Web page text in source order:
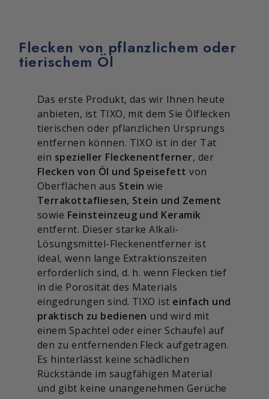
Flecken von pflanzlichem oder
tierischem Öl
Das erste Produkt, das wir Ihnen heute
anbieten, ist TIXO, mit dem Sie Ölflecken
tierischen oder pflanzlichen Ursprungs
entfernen können. TIXO ist in der Tat
ein spezieller Fleckenentferner, der
Flecken von Öl und Speisefett von
Oberflächen aus Steinwie
Terrakottafliesen, Stein und Zement
sowie Feinsteinzeug und Keramik
entfernt. Dieser starke Alkali-
Lösungsmittel-Fleckenentferner ist
ideal, wenn lange Extraktionszeiten
erforderlich sind, d. h. wenn Flecken tief
in die Porosität des Materials
eingedrungen sind. TIXO ist einfach und
praktisch zu bedienen und wird mit
einem Spachtel oder einer Schaufel auf
den zu entfernenden Fleck aufgetragen.
Es hinterlässt keine schädlichen
Rückstände im saugfähigen Material
und gibt keine unangenehmen Gerüche